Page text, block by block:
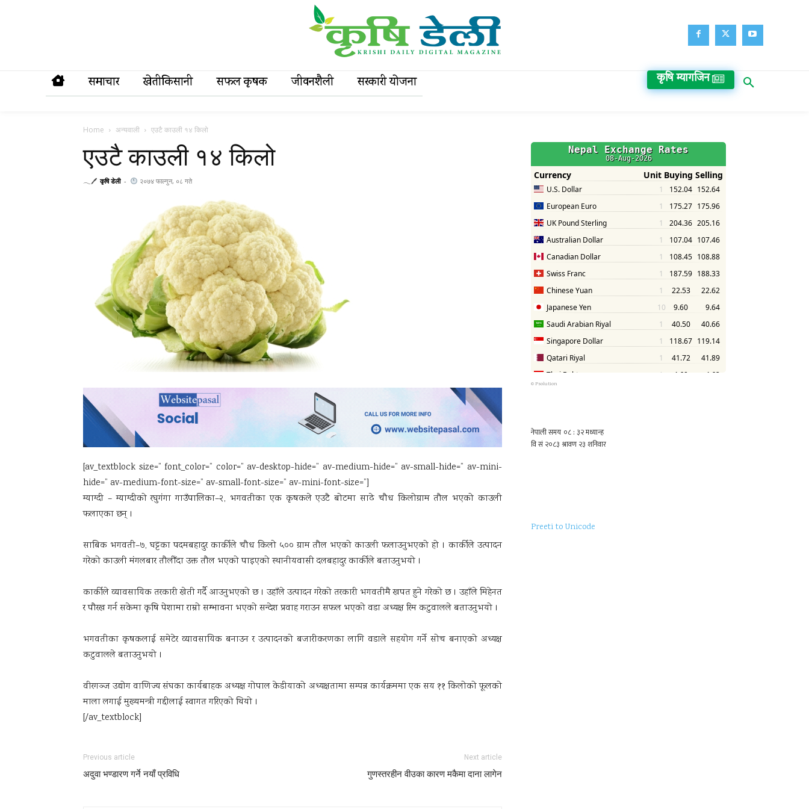
समाचार खेतीकिसानी सफल कृषक जीवनशैली सरकारी याेजना कृषि म्यागजिन
Home अन्यवाली एउटै काउली १४ किलो
एउटै काउली १४ किलो
𓂃🖊 कृषि डेली - २०७४ फाल्गुन, ०८ गते
[av_textblock size=” font_color=” color=” av-desktop-hide=” av-medium-hide=” av-small-hide=” av-mini-
hide=” av-medium-font-size=” av-small-font-size=” av-mini-font-size=”]
म्याग्दी – म्याग्दीको रघुगंगा गाउँपालिका–२, भगवतीका एक कृषकले एउटै बोटमा साढे चौध किलोग्राम तौल भएको काउली
फलाएका छन् ।
साबिक भगवती–७, घट्टका पदमबहादुर कार्कीले चौध किलो ५०० ग्राम तौल भएको काउली फलाउनुभएको हो । कार्कीले उत्पादन
गरेको काउली मंगलबार तौलीँदा उक्त तौल भएको पाइएको स्थानीयवासी दलबहादुर कार्कीले बताउनुभयो ।
कार्कीले व्यावसायिक तरकारी खेती गर्दै आउनुभएको छ । उहाँले उत्पादन गरेको तरकारी भगवतीमै खपत हुने गरेको छ । उहाँले मिहेनत
र पौरख गर्न सकेमा कृषि पेशामा राम्रो सम्भावना भएको सन्देश प्रवाह गराउन सफल भएको वडा अध्यक्ष रिम कटुवालले बताउनुभयो ।
भगवतीका कृषकलाई समेटेर व्यावसायिक बनाउन र उत्पादनको बजारीकरणका लागि वडाले सहयोग गर्ने सोच बनाएको अध्यक्ष
कटुवालले बताउनुभयो ।
वीरगञ्ज उद्योग वाणिज्य संघका कार्यबाहक अध्यक्ष गोपाल केडीयाको अध्यक्षतामा सम्पन्न कार्यक्रममा एक सय ११ किलोको फूलको
माला लगाई मुख्यमन्त्री गद्दीलाई स्वागत गरिएको थियो ।
[/av_textblock]
Previous article
अदुवा भण्डारण गर्ने नयाँ प्रविधि
Next article
गुणस्तरहीन वीउका कारण मकैमा दाना लागेन
© Psolution
Preeti to Unicode